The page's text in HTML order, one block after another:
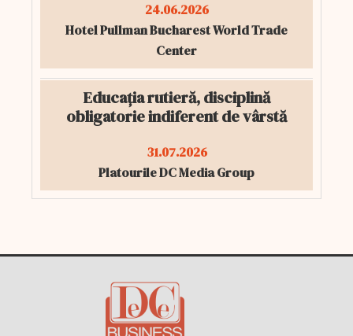
24.06.2026
Hotel Pullman Bucharest World Trade
Center
Educația rutieră, disciplină
obligatorie indiferent de vârstă
31.07.2026
Platourile DC Media Group